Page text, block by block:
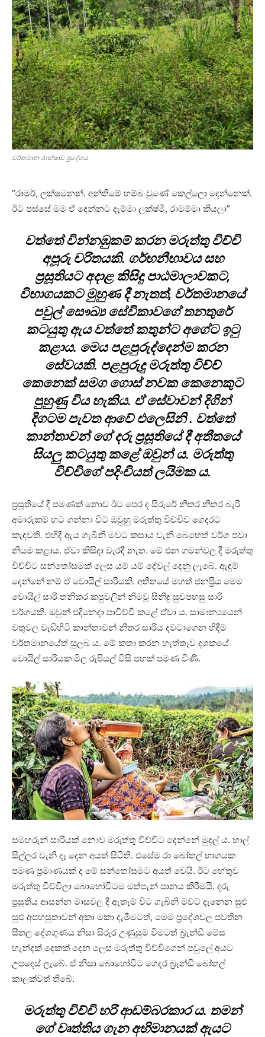
වර්තමාන රාක්ෂාව ප්‍රදේශය
“රාමර්, ලක්ෂමනන්. අන්තිමේ හම්බ වුණේ කෙල්ලො දෙන්නෙක්.
ඊට පස්සේ මම ඒ දෙන්නට දැම්මා ලක්ෂ්මී, රාමම්මා කියලා”
වත්තේ වින්නඹුකම් කරන මරුත්තු විච්චි
අපූරු චරිතයකි. ගර්භනීභාවය සහ
ප්‍රසූතියට අදාළ කිසිදු පාඨමාලාවකට,
විභාගයකට මුහුණ දී නැතත්, වර්තමානයේ
පවුල් සෞඛ්‍ය සේවිකාවගේ තනතුරේ
කටයුතු ඇය වත්තේ කතුන්ට අගේට ඉටු
කළාය. මෙය පළපුරුද්දෙන්ම කරන
සේවයකි. පළපුරුදු මරුත්තු විච්ච්
කෙනෙක් සමග ගොස් නවක කෙනෙකුට
පුහුණු විය හැකිය. ඒ සේවාවන් දිගින්
දිගටම පැවත ආවේ එලෙසිනි . වත්තේ
කාන්තාවන් ගේ දරු ප්‍රසූතියේ දී අතීතයේ
සියලු කටයුතු කළේ ඔවුන් ය. මරුත්තු
විච්චිගේ පදිංචියත් ලයිමක ය.
ප්‍රසූතියේ දී පමණක් නොව ඊට පෙර ද සිරුරේ නිතර නිතර බැරි
අමාරුකම් හට ගන්නා විට ඔවුහු මරුත්තු විච්චිව ගෙදරට
කැඳවති. එහිදී ඇය ගැබිනි මවට කසාය වැනි බෙහෙත් වර්ග පවා
නියම කළාය. ඒවා කිසිදා වැරදී නැත. මේ එන ගමන්වල දී මරුත්තු
විච්චිට සන්තෝසමක් ලෙස යම් යම් දේවල් දෙනු ලැබේ. ඇඳුම්
දෙන්නේ නම් ⁣ඒ වොයිල් සාරියකි. අතීතයේ මහත් ජනප්‍රිය මෙම
වොයිල් සාරි තනිකර කපුවලින් නිමවූ සිනිඳු සුවපහසු සාරි
වර්ගයකි. ඔවුන් එදිනෙදා පාවිච්චි කළේ ඒවා ය. සාමාන්‍යයෙන්
වතුවල වැඩිහිටි කාන්තාවන් නිතර සාරිය දවටාගෙන හිඳීම
වර්තමානයේත් සුලබ ය. මේ කතා කරන හැත්තෑව දශකයේ
වොයිල් සාරියක මිල රුපියල් විසි පහක් පමණ විණි.
සමහරුන් සාරියක් නොව මරුත්තු විච්චිට දෙන්නේ මුදල් ය. හාල්
සිල්ලර වැනි දෑ දෙන අයත් සිටිති. එසේම රා බෝතල් භාගයක
පමණ ප්‍රමාණයක් ද මේ සන්තෝසමට අයත් වෙයි. ඊට හේතුව
මරුත්තු විච්චිලා බොහෝවිටම මත්පැන් පානය කිරීමයි. දරු
ප්‍රසූතිය ආසන්න මාසවල දී ඇතැම් විට ගැබිනි මවට දැනෙන සුළු
සුළු අපහසුතාවන් අකා මකා දැමීමටත්, මෙම ප්‍රදේශවල පවතින
සීතල දේශගුණය නිසා සිරුර උණුසුම් වීමටත් බ්‍රැන්ඩි මේස
හැන්දක් දෙකක් දෙන ⁣ලෙස මරුත්තු විච්චිගෙන් පවුලේ අයට
උපදෙස් ලැබේ. ඒ නිසා බොහෝවිට ගෙදර බ්‍රැන්ඩි බෝතල්
කාලක්වත් තිබේ.
මරුත්තු විච්චි හරි ආඩම්බරකාර ය. තමන්
ගේ වෘත්තිය ගැන අභිමානයක් ඇයට